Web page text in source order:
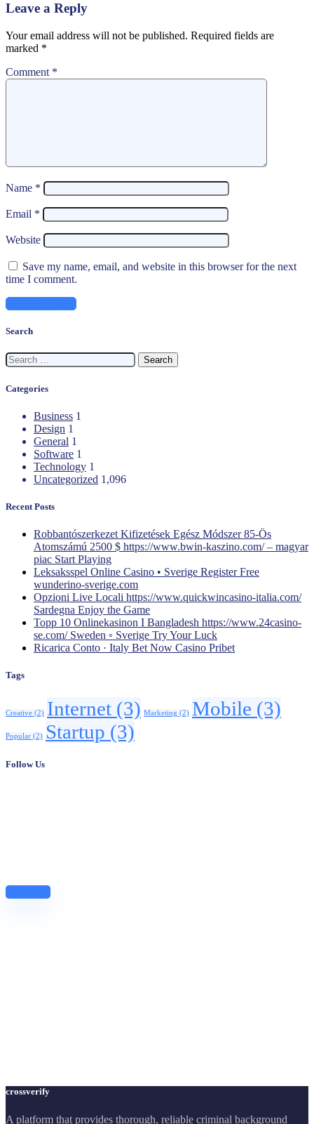
Leave a Reply
Your email address will not be published. Required fields are
marked *
Comment *
Name *
Email *
Website
Save my name, email, and website in this browser for the next
time I comment.
Search
Search
for:
Categories
Business 1
Design 1
General 1
Software 1
Technology 1
Uncategorized 1,096
Recent Posts
Robbantószerkezet Kifizetések Egész Módszer 85-Ös
Atomszámú 2500 $ https://www.bwin-kaszino.com/ – magyar
piac Start Playing
Leksaksspel Online Casino • Sverige Register Free
wunderino-sverige.com
Opzioni Live Locali https://www.quickwincasino-italia.com/
Sardegna Enjoy the Game
Topp 10 Onlinekasinon I Bangladesh https://www.24casino-
se.com/ Sweden ◦ Sverige Try Your Luck
Ricarica Conto · Italy Bet Now Casino Pribet
Tags
Creative (2) Internet (3) Marketing (2) Mobile (3)
Popular (2) Startup (3)
Follow Us
crossverify
A platform that provides thorough, reliable criminal background